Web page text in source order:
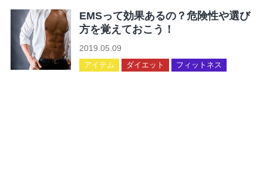
EMSって効果あるの？危険性や選び
方を覚えておこう！
2019.05.09
アイテム ダイエット フィットネス